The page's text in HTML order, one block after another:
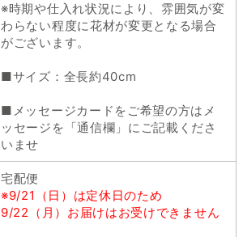
※時期や仕入れ状況により、雰囲気が変
わらない程度に花材が変更となる場合
がございます。
■サイズ：全長約40cm
■メッセージカードをご希望の方はメ
ッセージを「通信欄」にご記載くださ
いませ
宅配便
※9/21（日）は定休日のため
9/22（月）お届けはお受けできません